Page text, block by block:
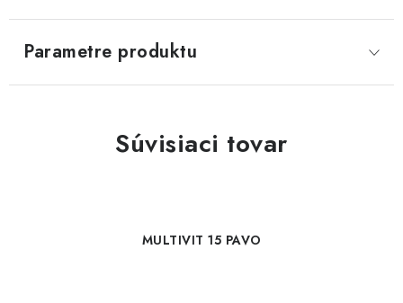
Parametre produktu
Súvisiaci tovar
MULTIVIT 15 PAVO